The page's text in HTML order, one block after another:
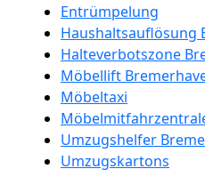
Entrümpelung
Haushaltsauflösung
Halteverbotszone
Möbellift
Möbeltaxi
Umzugshelfer
Umzugskartons